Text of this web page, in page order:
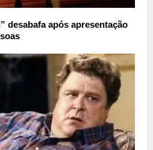
desabafa após apresentação